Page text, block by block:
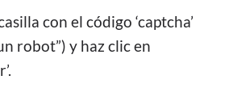
con el código ‘captcha’
robot”) y haz clic en